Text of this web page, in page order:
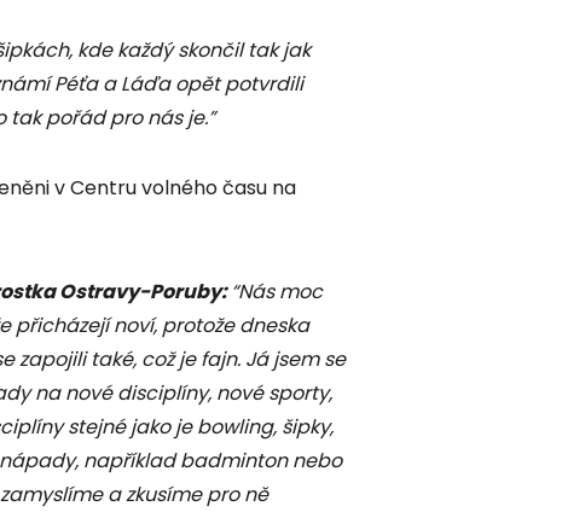
kde každý skončil tak jak
Péťa a Láďa opět potvrdili
tak pořád pro nás je.”
v Centru volného času na
Ostravy-Poruby:“Nás moc
přicházejí noví, protože dneska
zapojili také, což je fajn. Já jsem se
na nové disciplíny, nové sporty,
stejné jako je bowling, šipky,
například badminton nebo
a zkusíme pro ně